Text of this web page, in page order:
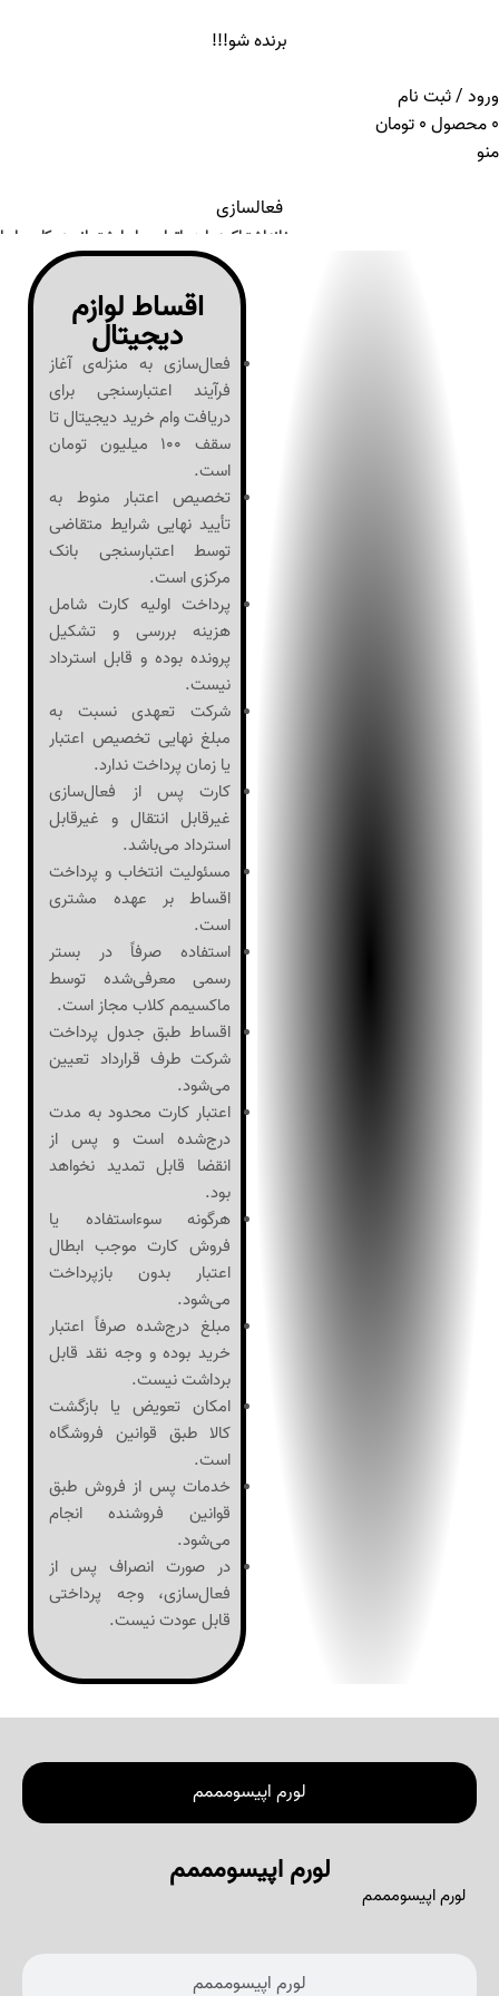
برنده شو!!!
ورود / ثبت نام
0محصول0تومان
منو
فعالسازی
خانهاشتراک درباره ماتماس با ما پشتیبانی همکاری با ما
فعالسازی کارت‌ها
اقساط لوازم
دیجیتال
فعال‌سازی به منزله‌ی آغاز
فرآیند اعتبارسنجی برای
دریافت وام خرید دیجیتال تا
سقف 100 میلیون تومان
است.
تخصیص اعتبار منوط به
تأیید نهایی شرایط متقاضی
توسط اعتبارسنجی بانک
مرکزی است.
پرداخت اولیه کارت شامل
هزینه بررسی و تشکیل
پرونده بوده و قابل استرداد
نیست.
شرکت تعهدی نسبت به
مبلغ نهایی تخصیص اعتبار
یا زمان پرداخت ندارد.
کارت پس از فعال‌سازی
غیرقابل انتقال و غیرقابل
استرداد می‌باشد.
مسئولیت انتخاب و پرداخت
اقساط بر عهده مشتری
است.
استفاده صرفاً در بستر
رسمی معرفی‌شده توسط
ماکسیمم کلاب مجاز است.
اقساط طبق جدول پرداخت
شرکت طرف قرارداد تعیین
می‌شود.
اعتبار کارت محدود به مدت
درج‌شده است و پس از
انقضا قابل تمدید نخواهد
بود.
هرگونه سوءاستفاده یا
فروش کارت موجب ابطال
اعتبار بدون بازپرداخت
می‌شود.
مبلغ درج‌شده صرفاً اعتبار
خرید بوده و وجه نقد قابل
برداشت نیست.
امکان تعویض یا بازگشت
کالا طبق قوانین فروشگاه
است.
خدمات پس از فروش طبق
قوانین فروشنده انجام
می‌شود.
در صورت انصراف پس از
فعال‌سازی، وجه پرداختی
قابل عودت نیست.
لورم اپیسومممم
لورم اپیسومممم
لورم اپیسومممم
لورم اپیسومممم